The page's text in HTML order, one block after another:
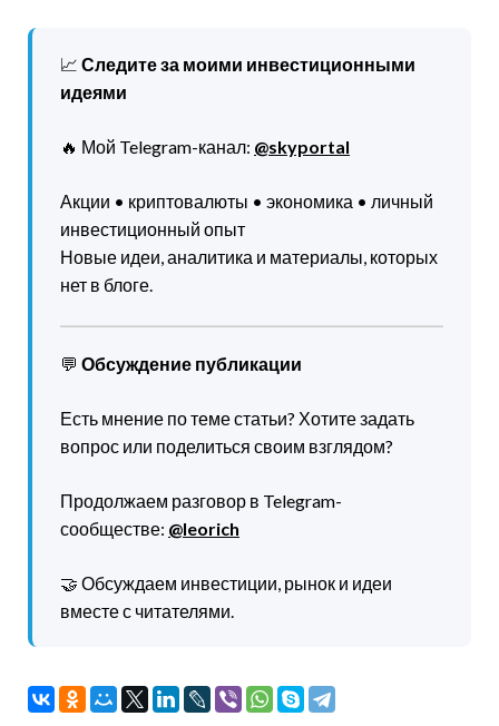
📈 Следите за моими инвестиционными
идеями
🔥 Мой Telegram-канал: @skyportal
Акции • криптовалюты • экономика • личный
инвестиционный опыт
Новые идеи, аналитика и материалы, которых
нет в блоге.
💬 Обсуждение публикации
Есть мнение по теме статьи? Хотите задать
вопрос или поделиться своим взглядом?
Продолжаем разговор в Telegram-
сообществе: @leorich
🤝 Обсуждаем инвестиции, рынок и идеи
вместе с читателями.